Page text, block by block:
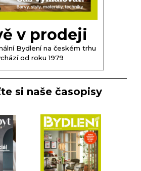
v prodeji
Bydlení na českém trhu
od roku 1979
si naše časopisy